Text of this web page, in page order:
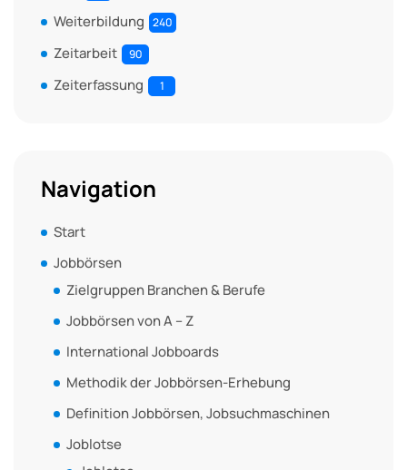
Weiterbildung 240
Zeitarbeit 90
Zeiterfassung 1
Navigation
Start
Jobbörsen
Zielgruppen Branchen & Berufe
Jobbörsen von A – Z
International Jobboards
Methodik der Jobbörsen-Erhebung
Definition Jobbörsen, Jobsuchmaschinen
Joblotse